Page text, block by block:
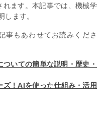
れます。本記事では、機械学
します。
事もあわせてお読みくださ
いての簡単な説明・歴史・
ズ！AIを使った仕組み・活用